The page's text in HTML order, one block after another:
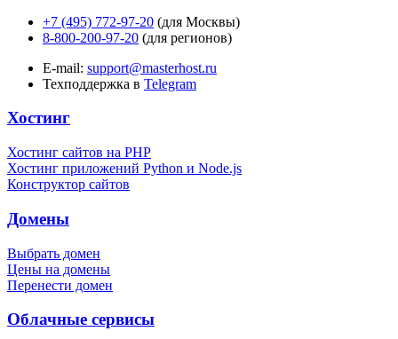
+7 (495) 772-97-20 (для Москвы)
8-800-200-97-20 (для регионов)
E-mail: support@masterhost.ru
Техподдержка в Telegram
Хостинг
Хостинг сайтов на PHP
Хостинг приложений Python и Node.js
Конструктор сайтов
Домены
Выбрать домен
Цены на домены
Перенести домен
Облачные сервисы